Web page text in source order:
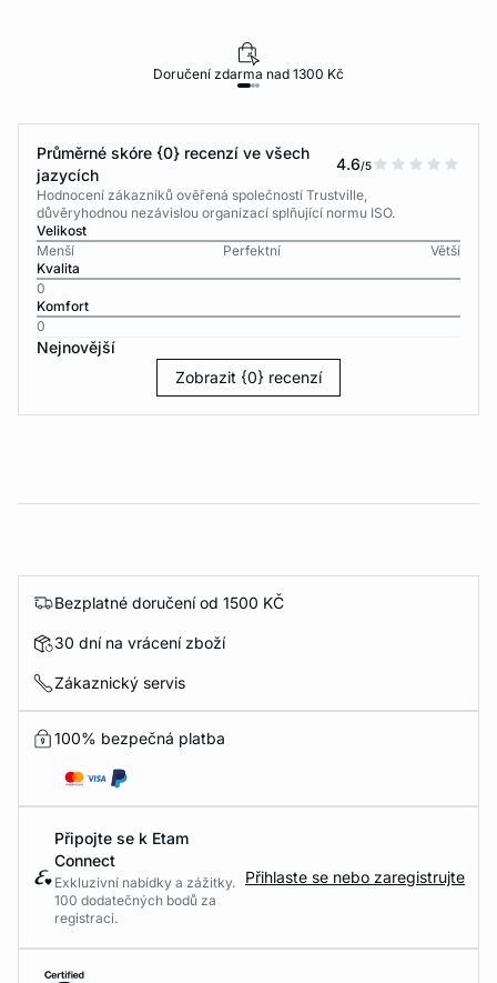
Doručení zdarma nad 1300 Kč
Průměrné skóre {0} recenzí ve všech
jazycích
4.6/5
Hodnocení zákazníků ověřená společností Trustville,
důvěryhodnou nezávislou organizací splňující normu ISO.
Velikost
Menší
Perfektní
Větší
Kvalita
0
Komfort
0
Nejnovější
Zobrazit {0} recenzí
Bezplatné doručení od 1500 KČ
30 dní na vrácení zboží
Zákaznický servis
100% bezpečná platba
Připojte se k Etam
Connect
Exkluzivní nabídky a zážitky.
100 dodatečných bodů za
registraci.
Přihlaste se nebo zaregistrujte